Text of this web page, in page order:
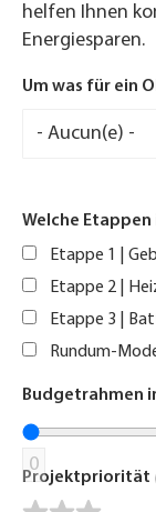
helfen Ihnen
Energiesparen.
Um was für ein
Welche Etappen
Etappe 1 |
Etappe 2 |
Etappe 3 |
Rundum-
Budgetrahmen
0
Projektpriorität